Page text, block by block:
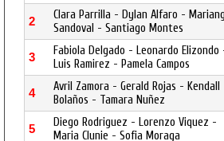
2
Clara Parrilla - Dylan Alfaro -
Sandoval - Santiago Montes
3
Fabiola Delgado - Leonardo Elizondo
Luis Ramirez - Pamela Campos
4
Avril Zamora - Gerald Rojas - Kendall
Bolaños - Tamara Nuñez
5
Diego Rodriguez - Lorenzo Viquez -
Maria Clunie - Sofia Moraga